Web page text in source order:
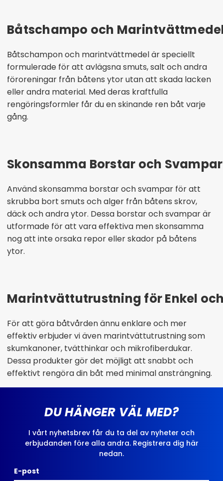
Båtschampo och
Båtschampon och marintvättmedel är speciellt
formulerade för att avlägsna smuts, salt och andra
föroreningar från båtens ytor utan att skada lacken
eller andra material. Med deras kraftfulla
rengöringsformler får du en skinande ren båt varje
gång.
Skonsamma Borstar och
Använd skonsamma borstar och svampar för att
skrubba bort smuts och alger från båtens skrov,
däck och andra ytor. Dessa borstar och svampar är
utformade för att vara effektiva men skonsamma
nog att inte orsaka repor eller skador på båtens
ytor.
Marintvättutrustning för Enkel
För att göra båtvården ännu enklare och mer
effektiv erbjuder vi även marintvättutrustning som
skumkanoner, tvätthinkar och mikrofiberdukar.
Dessa produkter gör det möjligt att snabbt och
effektivt rengöra din båt med minimal ansträngning.
DU HÄNGER VÄL MED?
I vårt nyhetsbrev får du ta del av nyheter och
erbjudanden före alla andra. Registrera dig här
nedan.
E-post